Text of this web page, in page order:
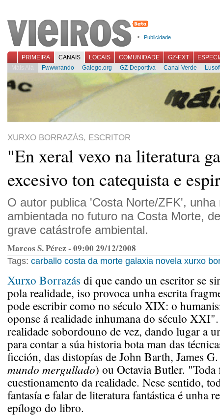
Publicidade
PRIMEIRA CANAIS LOCAIS COMUNIDADE GZ-EXT
Máis Alá
Fwwwrando Galego.org GZ-Deportiva Canal Verde
XURXO BORRAZÁS, ESCRITOR
"En xeral vexo na literatura
excesivo ton catequista e
O autor publica 'Costa Norte/ZFK', unha
ambientada no futuro na Costa Morte,
grave catástrofe ambiental.
Marcos S. Pérez - 09:00 29/12/2008
Tags: carballo costa da morte galaxia novela xurxo
Xurxo Borrazás di que cando un escritor se
pola realidade, iso provoca unha escrita
pode escribir como no século XIX: o
oponse á realidade inhumana do século XXI".
realidade sobordouno de vez, dando lugar a
para contar a súa historia bota man das
ficción, das distopías de John Barth, James
mundo mergullado) ou Octavia Butler. "Toda
cuestionamento da realidade. Nese sentido,
fantasía e falar de literatura fantástica é unha
epílogo do libro.